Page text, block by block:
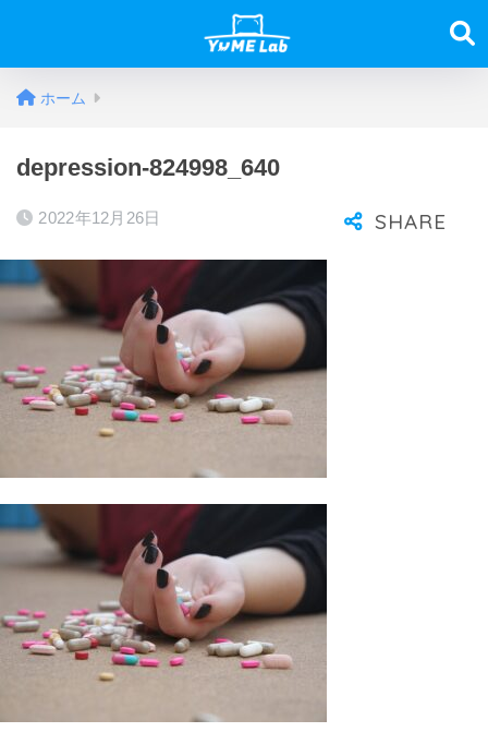
ホーム
depression-824998_640
2022年12月26日